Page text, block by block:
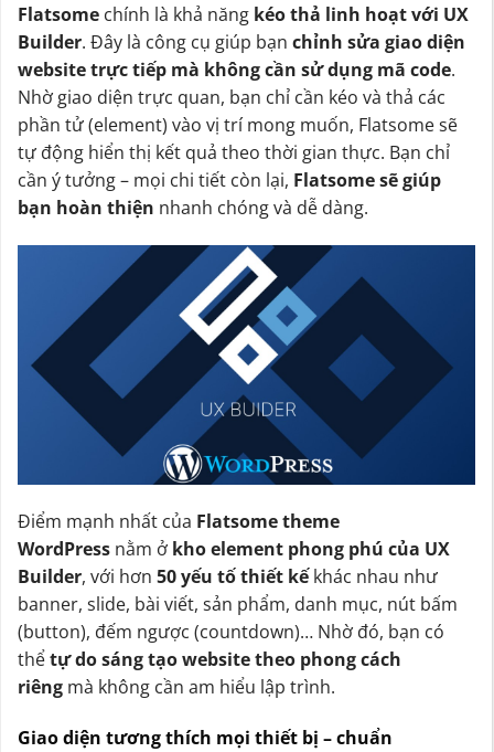
Flatsome chính là khả năng kéo thả linh hoạt với UX
Builder. Đây là công cụ giúp bạn chỉnh sửa giao diện
website trực tiếp mà không cần sử dụng mã code.
Nhờ giao diện trực quan, bạn chỉ cần kéo và thả các
phần tử (element) vào vị trí mong muốn, Flatsome sẽ
tự động hiển thị kết quả theo thời gian thực. Bạn chỉ
cần ý tưởng – mọi chi tiết còn lại, Flatsome sẽ giúp
bạn hoàn thiện nhanh chóng và dễ dàng.
Điểm mạnh nhất của Flatsome theme
WordPress nằm ở kho element phong phú của UX
Builder, với hơn 50 yếu tố thiết kếkhác nhau như
banner, slide, bài viết, sản phẩm, danh mục, nút bấm
(button), đếm ngược (countdown)… Nhờ đó, bạn có
thểtự do sáng tạo website theo phong cách
riêng mà không cần am hiểu lập trình.
Giao diện tương thích mọi thiết bị – chuẩn